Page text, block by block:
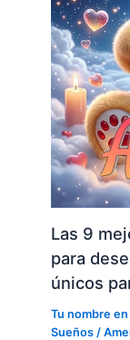
Las 9
para
únicos
Tu nombre
Sueños /